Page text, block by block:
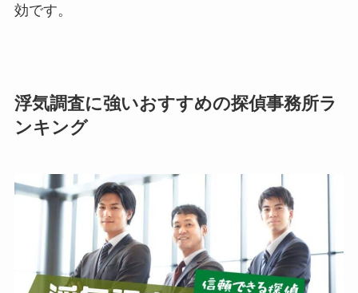
効です。
浮気調査に強いおすすめの探偵事務所ラ
ンキング